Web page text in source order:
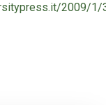
2009/1/